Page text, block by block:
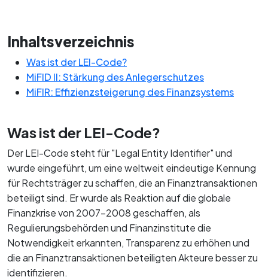
Inhaltsverzeichnis
Was ist der LEI-Code?
MiFID II: Stärkung des Anlegerschutzes
MiFIR: Effizienzsteigerung des Finanzsystems
Was ist der LEI-Code?
Der LEI-Code steht für "Legal Entity Identifier" und
wurde eingeführt, um eine weltweit eindeutige Kennung
für Rechtsträger zu schaffen, die an Finanztransaktionen
beteiligt sind. Er wurde als Reaktion auf die globale
Finanzkrise von 2007-2008 geschaffen, als
Regulierungsbehörden und Finanzinstitute die
Notwendigkeit erkannten, Transparenz zu erhöhen und
die an Finanztransaktionen beteiligten Akteure besser zu
identifizieren.